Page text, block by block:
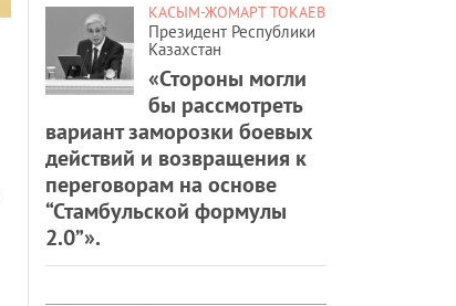
КАСЫМ-ЖОМАРТ ТОКАЕВ
Президент Республики
Казахстан
«Стороны могли
бы рассмотреть
вариант заморозки боевых
действий и возвращения к
переговорам на основе
“Стамбульской формулы
2.0”».